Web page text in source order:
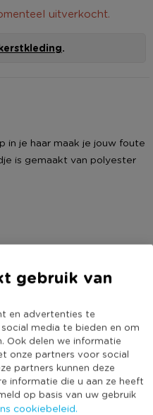
gebruik van
en advertenties te
media te bieden en om
Ook delen we informatie
onze partners voor social
partners kunnen deze
informatie die u aan ze heeft
op basis van uw gebruik
cookiebeleid.
uitverkocht.
.
in je haar maak je jouw foute
is gemaakt van polyester
Nee
Polyester
Groen
(Nog) geen score
bekend